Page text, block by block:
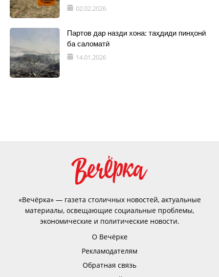
02.02.2026
Партов дар назди хона: таҳдиди пинҳонӣ
ба саломатӣ
14.01.2026
«Вечёрка» — газета столичных новостей, актуальные
материалы, освещающие социальные проблемы,
экономические и политические новости.
О Вечёрке
Рекламодателям
Обратная связь